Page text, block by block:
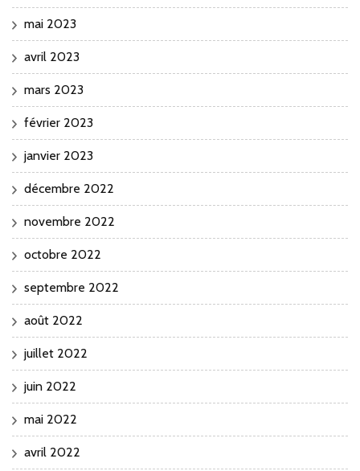
mai 2023
avril 2023
mars 2023
février 2023
janvier 2023
décembre 2022
novembre 2022
octobre 2022
septembre 2022
août 2022
juillet 2022
juin 2022
mai 2022
avril 2022